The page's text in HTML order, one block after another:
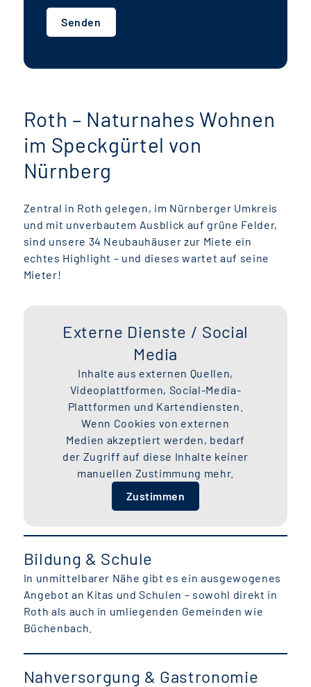
Senden
Roth – Naturnahes Wohnen
im Speckgürtel von
Nürnberg
Zentral in Roth gelegen, im Nürnberger Umkreis
und mit unverbautem Ausblick auf grüne Felder,
sind unsere 34 Neubauhäuser zur Miete ein
echtes Highlight – und dieses wartet auf seine
Mieter!
Externe Dienste / Social
Media
Inhalte aus externen Quellen,
Videoplattformen, Social-Media-
Plattformen und Kartendiensten.
Wenn Cookies von externen
Medien akzeptiert werden, bedarf
der Zugriff auf diese Inhalte keiner
manuellen Zustimmung mehr.
Zustimmen
Bildung & Schule
In unmittelbarer Nähe gibt es ein ausgewogenes
Angebot an Kitas und Schulen – sowohl direkt in
Roth als auch in umliegenden Gemeinden wie
Büchenbach.
Nahversorgung & Gastronomie